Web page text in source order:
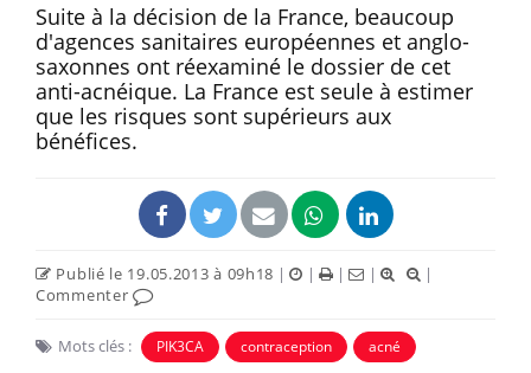
Suite à la décision de la France, beaucoup
d'agences sanitaires européennes et anglo-
saxonnes ont réexaminé le dossier de cet
anti-acnéique. La France est seule à estimer
que les risques sont supérieurs aux
bénéfices.
Publié le 19.05.2013 à 09h18 | | | |
|
Commenter
Mots clés : PIK3CA contraception acné